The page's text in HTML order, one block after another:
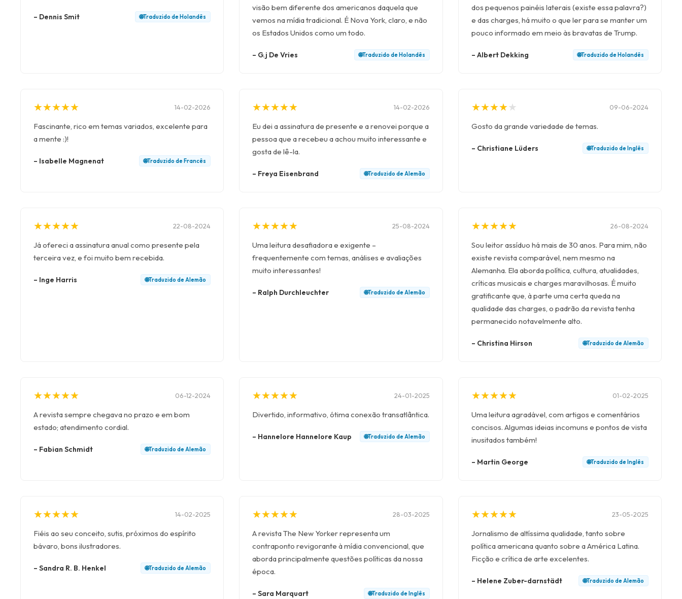
– Dennis Smit 🌐Traduzido de Holandês
visão bem diferente dos americanos daquela que
vemos na mídia tradicional. É Nova York, claro, e não
os Estados Unidos como um todo.
– G.j De Vries 🌐Traduzido de Holandês
dos pequenos painéis laterais (existe essa palavra?)
e das charges, há muito o que ler para se manter um
pouco informado em meio às bravatas de Trump.
– Albert Dekking 🌐Traduzido de Holandês
★
★★
★★
★★
★★
★ 14-02-2026
Fascinante, rico em temas variados, excelente para
a mente :)!
– Isabelle Magnenat 🌐Traduzido de Francês
★
★★
★★
★★
★★
★ 14-02-2026
Eu dei a assinatura de presente e a renovei porque a
pessoa que a recebeu a achou muito interessante e
gosta de lê-la.
– Freya Eisenbrand 🌐Traduzido deAlemão
★
★★
★★
★★
★★
★ 09-06-2024
Gosto da grande variedade de temas.
– Christiane Lüders 🌐Traduzido de Inglês
★
★★
★★
★★
★★
★ 22-08-2024
Já ofereci a assinatura anual como presente pela
terceira vez, e foi muito bem recebida.
– Inge Harris 🌐Traduzido deAlemão
★
★★
★★
★★
★★
★ 25-08-2024
Uma leitura desafiadora e exigente –
frequentemente com temas, análises e avaliações
muito interessantes!
– Ralph Durchleuchter 🌐Traduzido deAlemão
★
★★
★★
★★
★★
★ 26-08-2024
Sou leitor assíduo há mais de 30 anos. Para mim, não
existe revista comparável, nem mesmo na
Alemanha. Ela aborda política, cultura, atualidades,
críticas musicais e charges maravilhosas. É muito
gratificante que, à parte uma certa queda na
qualidade das charges, o padrão da revista tenha
permanecido notavelmente alto.
– Christina Hirson 🌐Traduzido deAlemão
★
★★
★★
★★
★★
★ 06-12-2024
A revista sempre chegava no prazo e em bom
estado; atendimento cordial.
– Fabian Schmidt 🌐Traduzido deAlemão
★
★★
★★
★★
★★
★ 24-01-2025
Divertido, informativo, ótima conexão transatlântica.
– Hannelore Hannelore Kaup 🌐Traduzido deAlemão
★
★★
★★
★★
★★
★ 01-02-2025
Uma leitura agradável, com artigos e comentários
concisos. Algumas ideias incomuns e pontos de vista
inusitados também!
– Martin George 🌐Traduzido de Inglês
★
★★
★★
★★
★★
★ 14-02-2025
Fiéis ao seu conceito, sutis, próximos do espírito
bávaro, bons ilustradores.
– Sandra R. B. Henkel 🌐Traduzido deAlemão
★
★★
★★
★★
★★
★ 28-03-2025
A revista The New Yorker representa um
contraponto revigorante à mídia convencional, que
aborda principalmente questões políticas da nossa
época.
–Sara Marquart 🌐Traduzido de Inglês
★
★★
★★
★★
★★
★ 23-05-2025
Jornalismo de altíssima qualidade, tanto sobre
política americana quanto sobre a América Latina.
Ficção e crítica de arte excelentes.
– Helene Zuber-darnstädt 🌐Traduzido deAlemão